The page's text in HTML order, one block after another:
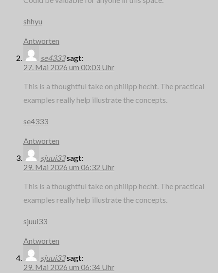
shhyu
Antworten
se4333sagt:
27. Mai 2026 um 00:03 Uhr
This is a thoughtful take on philipp hecht. The practical
examples really help illustrate the concepts.
se4333
Antworten
sjuui33sagt:
29. Mai 2026 um 06:32 Uhr
This is a thoughtful take on philipp hecht. The practical
examples really help illustrate the concepts.
sjuui33
Antworten
sjuui33sagt:
29. Mai 2026 um 06:34 Uhr